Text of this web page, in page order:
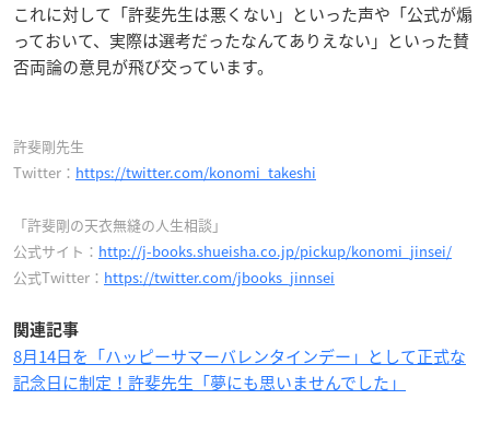
これに対して「許斐先生は悪くない」といった声や「公式が煽
っておいて、実際は選考だったなんてありえない」といった賛
否両論の意見が飛び交っています。
許斐剛先生
Twitter： https://twitter.com/konomi_takeshi
「許斐剛の天衣無縫の人生相談」
公式サイト： http://j-books.shueisha.co.jp/pickup/konomi_jinsei/
公式Twitter： https://twitter.com/jbooks_jinnsei
関連記事
8月14日を「ハッピーサマーバレンタインデー」として正式な
記念日に制定！許斐先生「夢にも思いませんでした」